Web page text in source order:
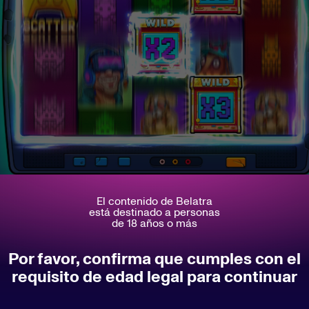
que han visto el nombre de
de tragaperras imprescindibles:
El contenido de Belatra
está destinado a personas
de 18 años o más
Por favor, confirma que cumples con el
requisito de edad legal para continuar